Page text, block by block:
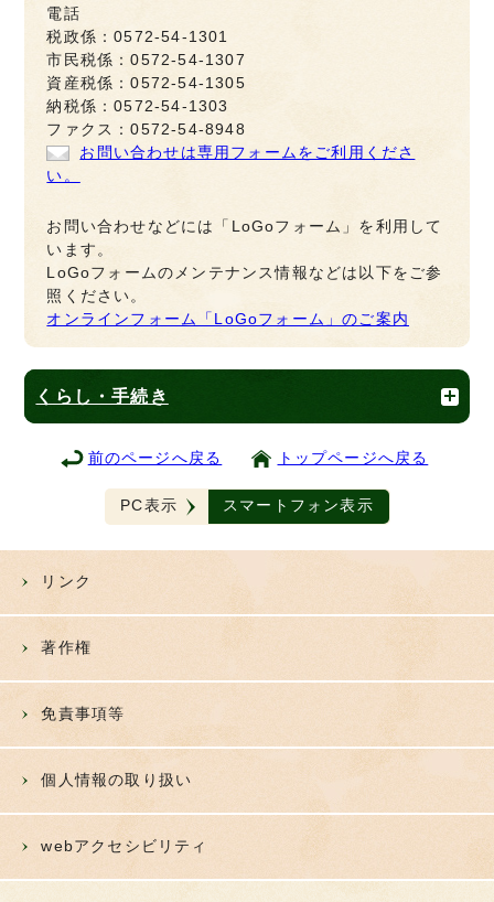
電話
税政係：0572-54-1301
市民税係：0572-54-1307
資産税係：0572-54-1305
納税係：0572-54-1303
ファクス：0572-54-8948
お問い合わせは専用フォームをご利用くださ
い。
お問い合わせなどには「LoGoフォーム」を利用して
います。
LoGoフォームのメンテナンス情報などは以下をご参
照ください。
オンラインフォーム「LoGoフォーム」のご案内
くらし・手続き
前のページへ戻る トップページへ戻る
PC表示 スマートフォン表示
リンク
著作権
免責事項等
個人情報の取り扱い
webアクセシビリティ